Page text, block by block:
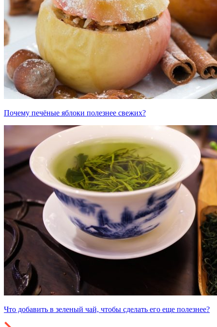
Почему печёные яблоки полезнее свежих?
Что добавить в зеленый чай, чтобы сделать его еще полезнее?